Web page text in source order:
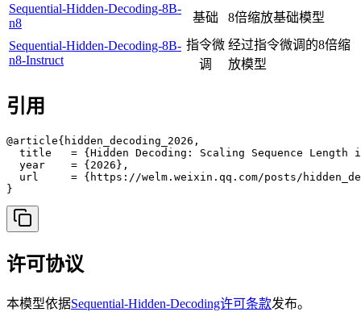
Sequential-Hidden-Decoding-8B-
n8
基础 8倍缩放基础模型
Sequential-Hidden-Decoding-8B-
n8-Instruct
指令微
调
经过指令微调的8倍缩
放模型
引用
@article{hidden_decoding_2026,
title   = {Hidden Decoding: Scaling Sequence Length
  year    = {2026},
url     = {https://welm.weixin.qq.com/posts/
}
许可协议
本模型依据Sequential-Hidden-Decoding许可条款发布。